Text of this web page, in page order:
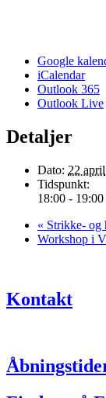
Google
iCalendar
Outlook 365
Outlook Live
Detaljer
Dato: 22 april
Tidspunkt:
18:00 - 19:00
« Strikke- og
Workshop i
Kontakt